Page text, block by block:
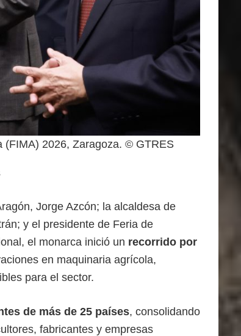
(FIMA) 2026, Zaragoza. © GTRES
Jorge Azcón; la alcaldesa de
y el presidente de Feria de
el monarca inició un recorrido por
en maquinaria agrícola,
para el sector.
de más de 25 países, consolidando
fabricantes y empresas